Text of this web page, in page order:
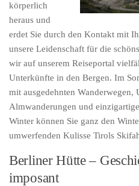
körperlich
heraus und
erdet Sie durch den Kontakt mit
unsere Leidenschaft für die
wir auf unserem Reiseportal
Unterkünfte in den Bergen. Im
mit ausgedehnten
Almwanderungen und
Winter können Sie ganz den
umwerfenden Kulisse Tirols
Berliner Hütte –
imposant